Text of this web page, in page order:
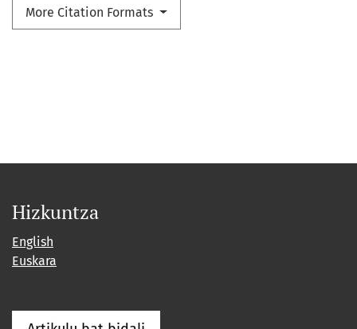
More Citation Formats
Hizkuntza
English
Euskara